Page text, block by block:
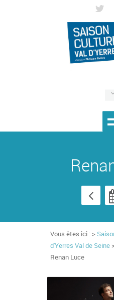
Vous êtes ici : >
d'Yerres Val de Seine
Renan Luce